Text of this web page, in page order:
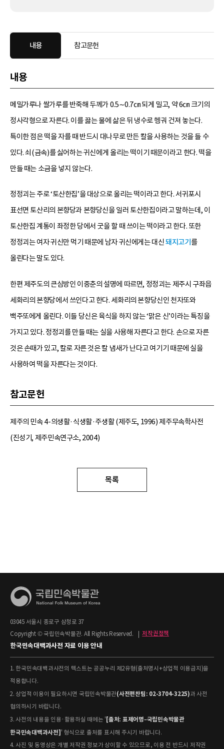
내용 참고문헌
내용
메밀가루나 쌀가루를 반죽해 두께가 0.5∼0.7㎝ 되게 밀고, 약 6㎝ 크기의
정사각형으로 자른다. 이를 끓는 물에 삶은 뒤 냉수로 헹궈 건져 놓는다.
특이한 점은 떡을 자를 때 반드시 대나무로 만든 칼을 사용하는 것을 들 수
있다. 쇠(금속)를 싫어하는 귀신에게 올리는 떡이기 때문이라고 한다. 떡을
만들 때는 소금을 넣지 않는다.
정정괴는 주로 ‘토산한집’을 대상으로 올리는 떡이라고 한다. 서귀포시
표선면 토산리의 본향당과 본향당신을 일러 토산한집이라고 말하는데, 이
토산한집 계통이 좌정한 당에서 굿을 할 때 쓰이는 떡이라고 한다. 또한
정정괴는 여자 귀신만 먹기 때문에 남자 귀신에게는 대신돼지고기 를
올린다는 말도 있다.
한편 제주도의 큰심방인 이중춘의 설명에 따르면, 정정괴는 제주시 구좌읍
세화리의 본향당에서 쓰인다고 한다. 세화리의 본향당신인 천자또와
백주또에게 올린다. 이들 당신은 육식을 하지 않는 ‘맑은 신’이라는 특징을
가지고 있다. 정정괴를 만들 때는 실을 사용해 자른다고 한다. 손으로 자른
것은 손때가 있고, 칼로 자른 것은 칼 냄새가 난다고 여기기 때문에 실을
사용하여 떡을 자른다는 것이다.
참고문헌
제주의 민속 4-의생활·식생활·주생활 (제주도, 1996) 제주무속학사전
(진성기, 제주민속연구소, 2004)
목록
03045 서울시 종로구 삼청로 37
Copyright © 국립민속박물관. All Rights Reserved.
저작권정책
한국민속대백과사전 자료 이용 안내
1. 한국민속대백과사전의 텍스트는 공공누리 제2유형(출처명시+상업적 이용금지)을
적용합니다.
2. 상업적 이용이 필요하시면 국립민속박물관(사전편찬팀: 02-3704-3225)과 사전
협의하시기 바랍니다.
3. 사전의 내용을 인용·활용하실 때에는 '[출처: 표제어명–국립민속박물관
한국민속대백과사전]' 형식으로 출처를 표시해 주시기 바랍니다.
4. 사진 및 동영상은 개별 저작권 정보가 상이할 수 있으므로, 이용 전 반드시 저작권